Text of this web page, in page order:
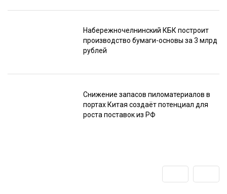
Набережночелнинский КБК построит
производство бумаги-основы за 3 млрд
рублей
Снижение запасов пиломатериалов в
портах Китая создаёт потенциал для
роста поставок из РФ